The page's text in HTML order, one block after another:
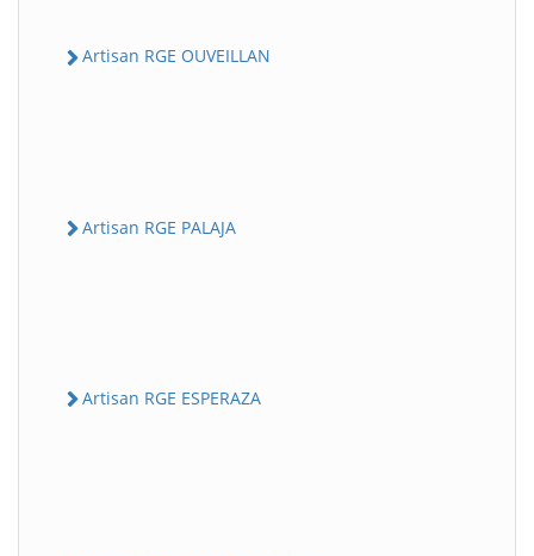
Artisan RGE OUVEILLAN
Artisan RGE PALAJA
Artisan RGE ESPERAZA